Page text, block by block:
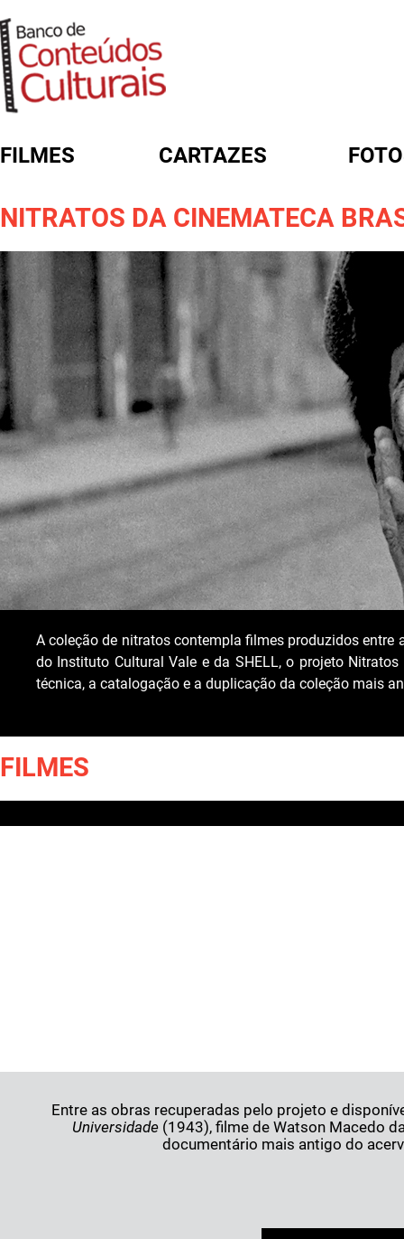
FILMES CARTAZES
NITRATOS DA CINEMATECA
A coleção de nitratos contempla filmes produzidos entre
do Instituto Cultural Vale e da SHELL, o projeto
técnica, a catalogação e a duplicação da coleção mais
FILMES
Entre as obras recuperadas pelo projeto e
Universidade (1943), filme de Watson Macedo
documentário mais antigo do
FORMULÁRIO DE BUSCA